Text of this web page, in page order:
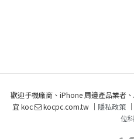
歡迎手機廠商、iPhone 周邊產品業者
宜 koc
kocpc.com.tw ｜ 隱私政策｜
位